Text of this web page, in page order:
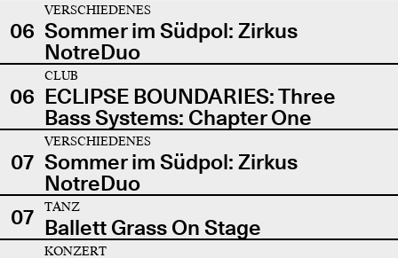
06
VERSCHIEDENES
Sommer im Südpol: Zirkus
NotreDuo
06
CLUB
ECLIPSE BOUNDARIES: Three
Bass Systems: Chapter One
07
VERSCHIEDENES
Sommer im Südpol: Zirkus
NotreDuo
07
TANZ
Ballett Grass On Stage
KONZERT